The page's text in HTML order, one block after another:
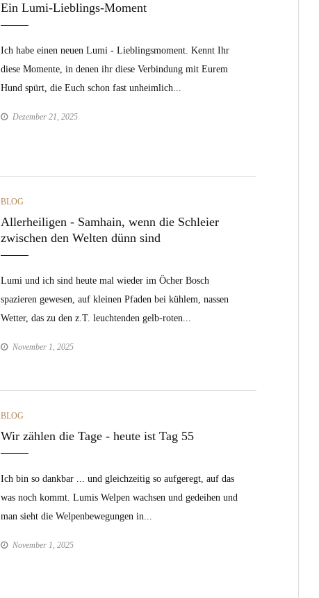
Ein Lumi-Lieblings-Moment
Ich habe einen neuen Lumi - Lieblingsmoment. Kennt Ihr
diese Momente, in denen ihr diese Verbindung mit Eurem
Hund spürt, die Euch schon fast unheimlich...
Dezember 21, 2025
CATEGORIES
BLOG
Allerheiligen - Samhain, wenn die Schleier
zwischen den Welten dünn sind
Lumi und ich sind heute mal wieder im Öcher Bosch
spazieren gewesen, auf kleinen Pfaden bei kühlem, nassen
Wetter, das zu den z.T. leuchtenden gelb-roten...
November 1, 2025
CATEGORIES
BLOG
Wir zählen die Tage - heute ist Tag 55
Ich bin so dankbar ... und gleichzeitig so aufgeregt, auf das
was noch kommt. Lumis Welpen wachsen und gedeihen und
man sieht die Welpenbewegungen in...
November 1, 2025